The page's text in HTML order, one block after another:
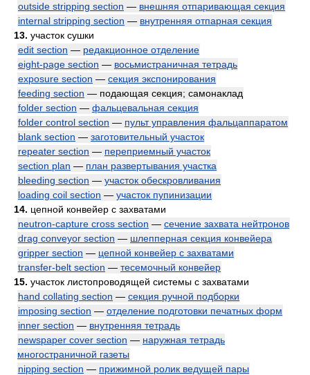
outside stripping section — внешняя отпаривающая секция
internal stripping section — внутренняя отпарная секция
13. участок сушки
edit section — редакционное отделение
eight-page section — восьмистраничная тетрадь
exposure section — секция экспонирования
feeding section — подающая секция; самонаклад
folder section — фальцевальная секция
folder control section — пульт управления фальцаппаратом
blank section — заготовительный участок
repeater section — переприемный участок
section plan — план развертывания участка
bleeding section — участок обескровливания
loading coil section — участок пупинизации
14. цепной конвейер с захватами
neutron-capture cross section — сечение захвата нейтронов
drag conveyor section — шлепперная секция конвейера
gripper section — цепной конвейер с захватами
transfer-belt section — тесемочный конвейер
15. участок листопроводящей системы с захватами
hand collating section — секция ручной подборки
imposing section — отделение подготовки печатных форм
inner section — внутренняя тетрадь
newspaper cover section — наружная тетрадь
многостраничной газеты
nipping section — прижимной ролик ведущей пары